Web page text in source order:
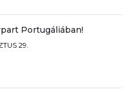
Portugáliában!
29.